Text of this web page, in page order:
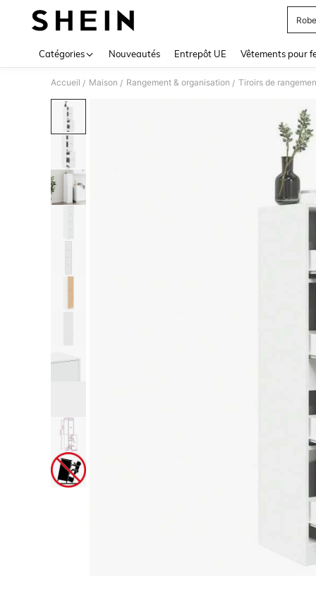
Catégories Nouveautés Entrepôt UE Vêtements pour
Accueil / Maison / Rangement & organisation / Tiroirs de